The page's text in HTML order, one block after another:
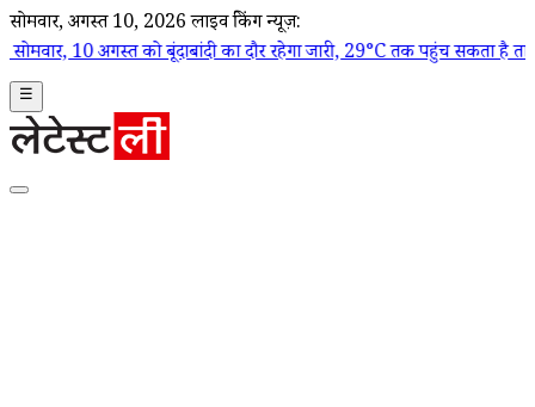
सोमवार, अगस्त 10, 2026 लाइव ब्रेकिंग न्यूज़:
को बूंदाबांदी का दौर रहेगा जारी, 29°C तक पहुंच सकता है तापमान|
☰